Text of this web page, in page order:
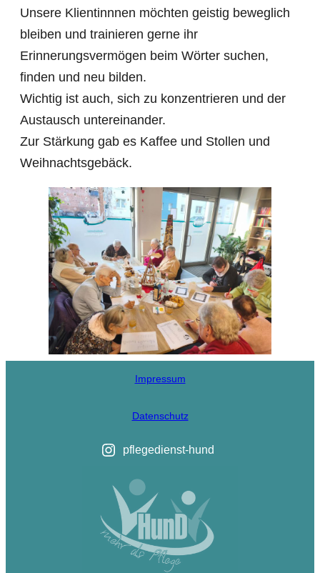
Unsere Klientinnnen möchten geistig beweglich
bleiben und trainieren gerne ihr
Erinnerungsvermögen beim Wörter suchen,
finden und neu bilden.
Wichtig ist auch, sich zu konzentrieren und der
Austausch untereinander.
Zur Stärkung gab es Kaffee und Stollen und
Weihnachtsgebäck.
Impressum
Datenschutz
pflegedienst-hund